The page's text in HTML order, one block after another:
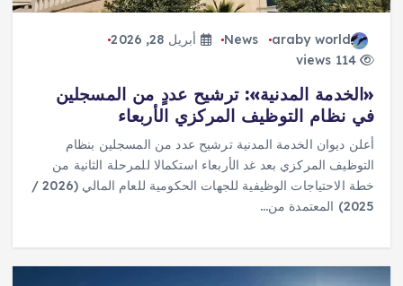
araby world
News
أبريل 28, 2026
114 views
«الخدمة المدنية»: ترشيح عددٍ من المسجلين
في نظام التوظيف المركزي الأربعاء
أعلن ديوان الخدمة المدنية ترشيح عدد من المسجلين بنظام
التوظيف المركزي بعد غد الأربعاء استكمالا للمرحلة الثانية من
خطة الاحتياجات الوظيفية للجهات الحكومية للعام المالي (2026 /
2025) المعتمدة من…